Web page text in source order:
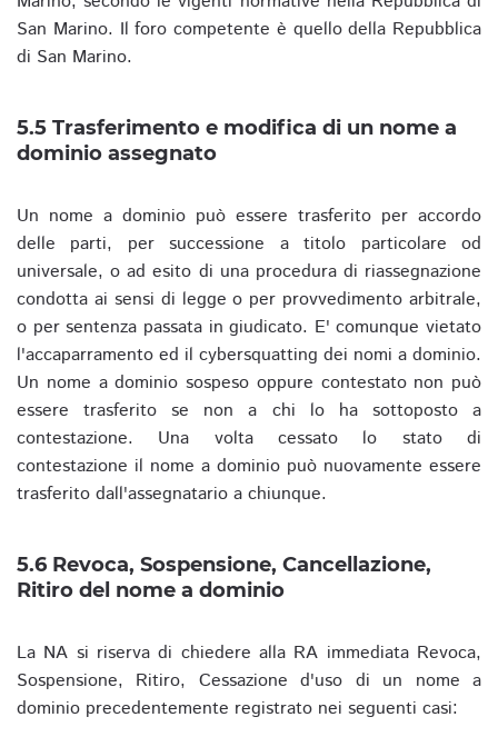
San Marino. Il foro competente è quello della Repubblica
di San Marino.
5.5 Trasferimento e modifica di un nome a
dominio assegnato
Un nome a dominio può essere trasferito per accordo
delle parti, per successione a titolo particolare od
universale, o ad esito di una procedura di riassegnazione
condotta ai sensi di legge o per provvedimento arbitrale,
o per sentenza passata in giudicato. E' comunque vietato
l'accaparramento ed il cybersquatting dei nomi a dominio.
Un nome a dominio sospeso oppure contestato non può
essere trasferito se non a chi lo ha sottoposto a
contestazione. Una volta cessato lo stato di
contestazione il nome a dominio può nuovamente essere
trasferito dall'assegnatario a chiunque.
5.6 Revoca, Sospensione, Cancellazione,
Ritiro del nome a dominio
La NA si riserva di chiedere alla RA immediata Revoca,
Sospensione, Ritiro, Cessazione d'uso di un nome a
dominio precedentemente registrato nei seguenti casi: